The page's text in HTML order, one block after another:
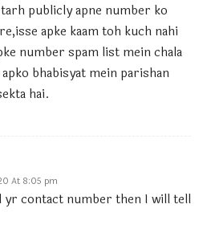
publicly apne number ko
apke kaam toh kuch nahi
number spam list mein chala
apko bhabisyat mein parishan
hai.
At 8:05 pm
yr contact number then I will tell